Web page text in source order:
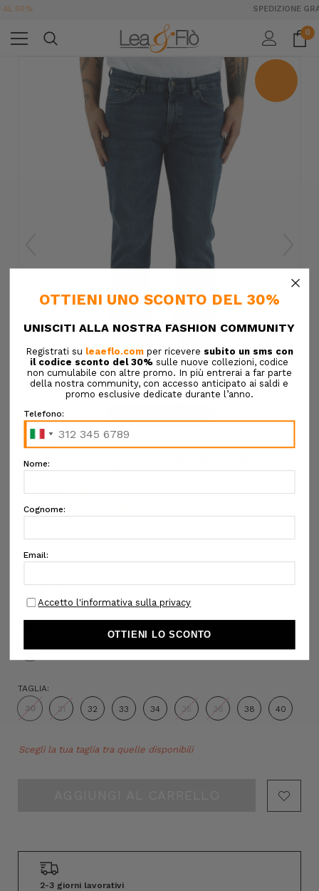
0
BOSS
PANTALONE CINQUE TASCHE DELAWARE SLIM
FIT
€140,00 €98,00
DESIGNER SKU:
TAGLIA:
30
31 32 33 34 35 36 38 40
Only
Scegli la tua taglia tra quelle disponibili
2-3 giorni lavorativi
×